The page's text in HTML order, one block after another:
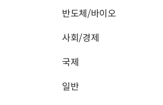
반도체/바이오
사회/경제
국제
일반